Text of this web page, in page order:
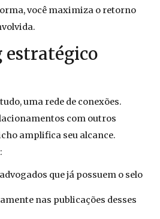
você maximiza o retorno
uma rede de conexões.
com outros
amplifica seu alcance.
que já possuem o selo
nas publicações desses